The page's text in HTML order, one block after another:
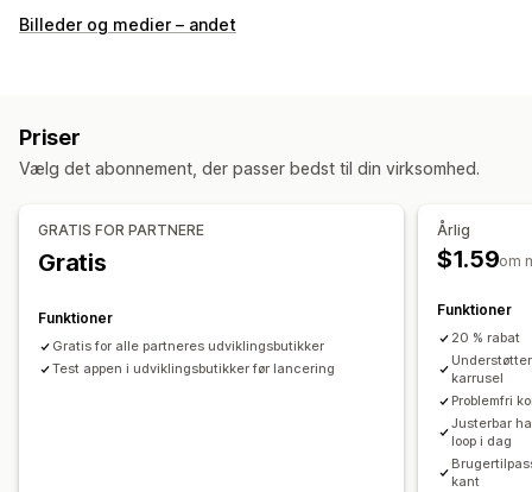
Gallerityper
Tilpasset stil
Billeder og medier – andet
Priser
Vælg det abonnement, der passer bedst til din virksomhed.
GRATIS FOR PARTNERE
Gratis
Funktioner
Gratis for alle partneres udviklingsbutikker
Test appen i udviklingsbutikker før lancering
Årlig
$1.59om
Funktioner
20 % rabat
karrusel
Problemfri
Justerbar
loop i dag
kant